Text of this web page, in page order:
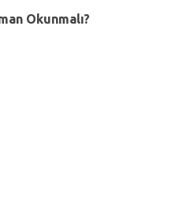
Okunmalı?